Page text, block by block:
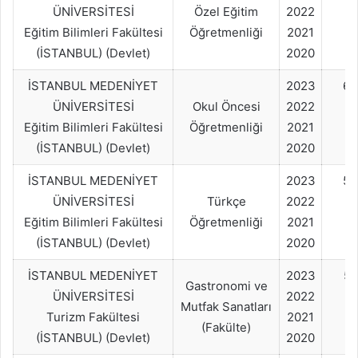
ÜNİVERSİTESİ
Eğitim Bilimleri Fakültesi
(İSTANBUL) (Devlet)
Özel Eğitim
Öğretmenliği
2022
2021
2020
İSTANBUL MEDENİYET
ÜNİVERSİTESİ
Eğitim Bilimleri Fakültesi
(İSTANBUL) (Devlet)
Okul Öncesi
Öğretmenliği
2023
2022
2021
2020
İSTANBUL MEDENİYET
ÜNİVERSİTESİ
Eğitim Bilimleri Fakültesi
(İSTANBUL) (Devlet)
Türkçe
Öğretmenliği
2023
2022
2021
2020
İSTANBUL MEDENİYET
ÜNİVERSİTESİ
Turizm Fakültesi
(İSTANBUL) (Devlet)
Gastronomi ve
Mutfak Sanatları
(Fakülte)
2023
2022
2021
2020